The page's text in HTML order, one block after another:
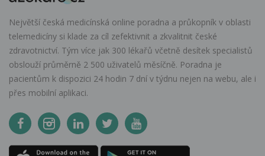
Největší česká medicínská online poradna a průkopník v oblasti
telemedicíny si klade za cíl zefektivnit a zkvalitnit české
zdravotnictví. Tým více jak 300 lékařů včetně desítek specialistů
obslouží průměrně 2 500 uživatelů měsíčně. Poradna je
pacientům k dispozici 24 hodin 7 dní v týdnu nejen na webu, ale i
přes mobilní aplikaci.